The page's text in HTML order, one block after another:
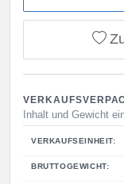
Inhalt und Gewicht
VERKAUFSEINHEIT:
BRUTTOGEWICHT: